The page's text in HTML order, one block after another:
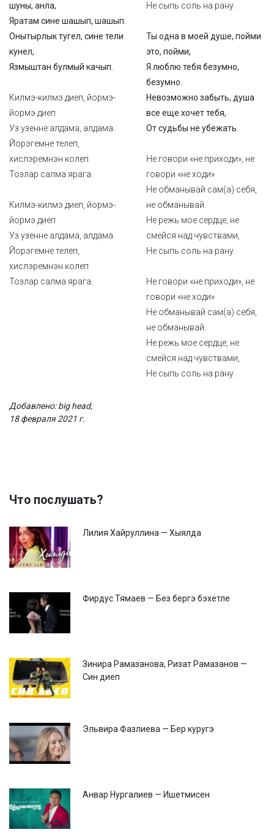
шуны, анла,
Яратам сине шашып, шашып.
Онытырлык тугел, сине тели
кунел,
Язмыштан булмый качып.
Килмэ-килмэ диеп, йормэ-
йормэ диеп
Уз узенне алдама, алдама.
Йорэгемне телеп,
хислэремнэн колеп
Тозлар салма ярага.
Килмэ-килмэ диеп, йормэ-
йормэ диеп
Уз узенне алдама, алдама.
Йорэгемне телеп,
хислэремнэн колеп
Тозлар салма ярага.
Не сыпь соль на рану.
Ты одна в моей душе, пойми
это, пойми,
Я люблю тебя безумно,
безумно.
Невозможно забыть, душа
все еще хочет тебя,
От судьбы не убежать.
Не говори «не приходи», не
говори «не ходи»
Не обманывай сам(а) себя,
не обманывай.
Не режь мое сердце, не
смейся над чувствами,
Не сыпь соль на рану.
Не говори «не приходи», не
говори «не ходи»
Не обманывай сам(а) себя,
не обманывай.
Не режь мое сердце, не
смейся над чувствами,
Не сыпь соль на рану.
Добавлено: big head,
18 февраля 2021 г.
Что послушать?
Лилия Хайруллина — Хыялда
Фирдус Тямаев — Без бергэ бэхетле
Зинира Рамазанова, Ризат Рамазанов —
Син диеп
Эльвира Фазлиева — Бер куругэ
Анвар Нургалиев — Ишетмисен